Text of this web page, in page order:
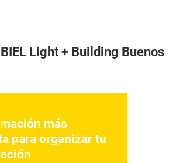
Light + Building Buenos
más
para organizar tu